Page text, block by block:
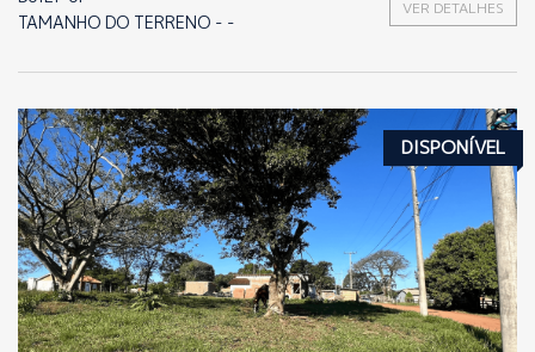
VER DETALHES
TAMANHO DO TERRENO - -
DISPONÍVEL